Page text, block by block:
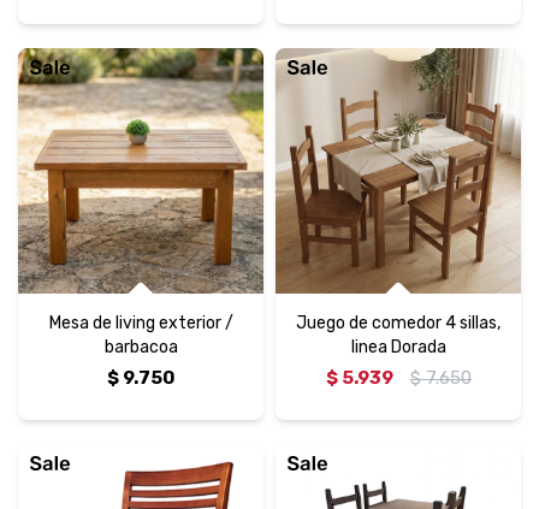
Mesa de living exterior /
barbacoa
$ 9.750
Juego de comedor 4 sillas,
linea Dorada
$ 5.939 $ 7.650